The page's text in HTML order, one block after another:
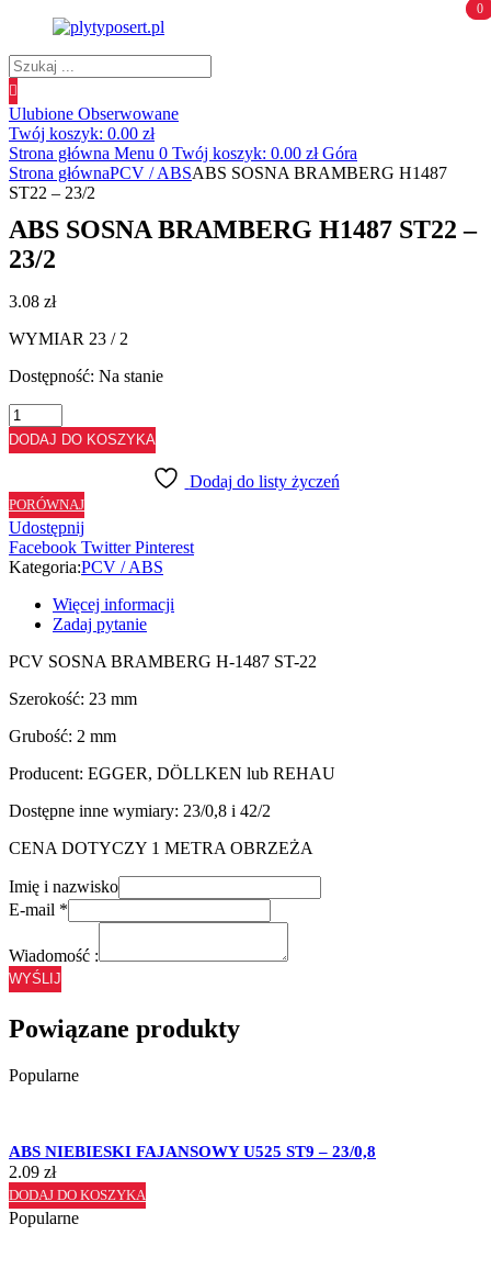
Wyszukiwanie
produktów
0
Ulubione Obserwowane
0
Twój koszyk: 0.00 zł
Strona główna Menu 0 Twój koszyk: 0.00 zł Góra
Strona głównaPCV / ABSABS SOSNA BRAMBERG H1487
ST22 – 23/2
ABS SOSNA BRAMBERG H1487 ST22 –
23/2
3.08 zł
WYMIAR 23 / 2
Dostępność: Na stanie
ilość
ABS
SOSNA
H1487
ST22
-
23/2
DODAJ DO KOSZYKA
Dodaj do listy życzeń
PORÓWNAJ
Udostępnij
Facebook Twitter Pinterest
Kategoria:PCV / ABS
Więcej informacji
Zadaj pytanie
PCV SOSNA BRAMBERG H-1487 ST-22
Szerokość: 23 mm
Grubość: 2 mm
Producent: EGGER, DÖLLKEN lub REHAU
Dostępne inne wymiary: 23/0,8 i 42/2
CENA DOTYCZY 1 METRA OBRZEŻA
Imię i nazwisko
E-mail *
Wiadomość :
WYŚLIJ
Powiązane produkty
Popularne
ABS NIEBIESKI FAJANSOWY U525 ST9 – 23/0,8
2.09 zł
DODAJ DO KOSZYKA
Popularne